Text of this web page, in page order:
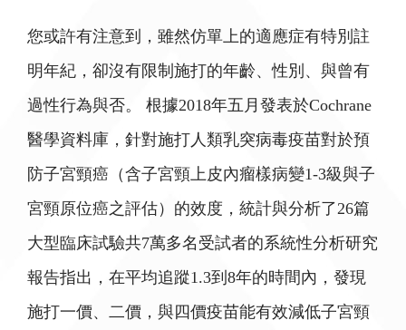
您或許有注意到，雖然仿單上的適應症有特別註
明年紀，卻沒有限制施打的年齡、性別、與曾有
過性行為與否。 根據2018年五月發表於Cochrane
醫學資料庫，針對施打人類乳突病毒疫苗對於預
防子宮頸癌（含子宮頸上皮內瘤樣病變1-3級與子
宮頸原位癌之評估）的效度，統計與分析了26篇
大型臨床試驗共7萬多名受試者的系統性分析研究
報告指出，在平均追蹤1.3到8年的時間內，發現
施打一價、二價，與四價疫苗能有效減低子宮頸